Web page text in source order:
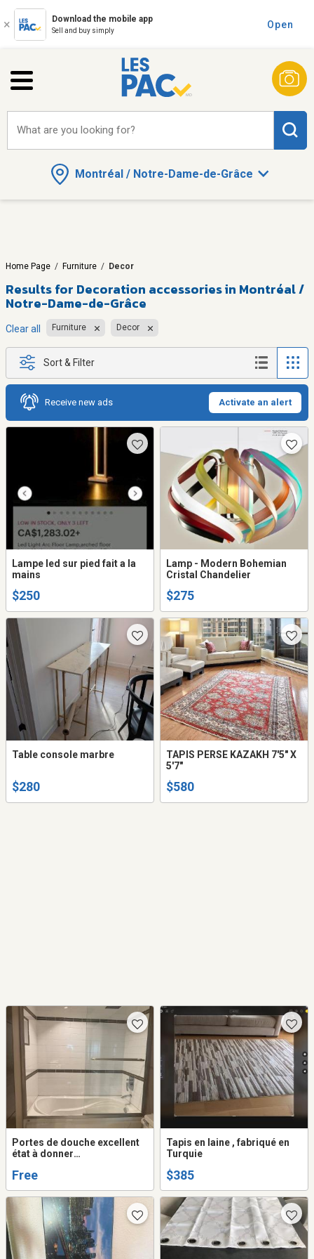
Download the mobile app
Sell and buy simply
Open
Montréal / Notre-Dame-de-Grâce
What are you looking for?
Home Page / Furniture / Decor
Results for Decoration accessories in Montréal /
Notre-Dame-de-Grâce
Clear all Furniture Decor
Sort & Filter
Receive new ads Activate an alert
Lampe led sur pied fait a la
mains
$250
Lamp - Modern Bohemian
Cristal Chandelier
$275
Table console marbre
$280
TAPIS PERSE KAZAKH 7'5" X
5'7"
$580
Portes de douche excellent
état à donner
checher
Free
Tapis en laine , fabriqué en
Turquie
$385